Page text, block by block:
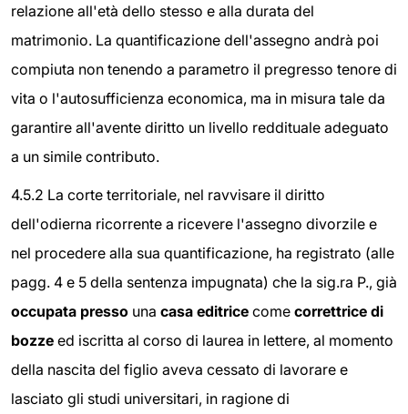
relazione all'età dello stesso e alla durata del
matrimonio. La quantificazione dell'assegno andrà poi
compiuta non tenendo a parametro il pregresso tenore di
vita o l'autosufficienza economica, ma in misura tale da
garantire all'avente diritto un livello reddituale adeguato
a un simile contributo.
4.5.2 La corte territoriale, nel ravvisare il diritto
dell'odierna ricorrente a ricevere l'assegno divorzile e
nel procedere alla sua quantificazione, ha registrato (alle
pagg. 4 e 5 della sentenza impugnata) che la sig.ra P., già
occupata presso una casa editrice come correttrice di
bozze ed iscritta al corso di laurea in lettere, al momento
della nascita del figlio aveva cessato di lavorare e
lasciato gli studi universitari, in ragione di